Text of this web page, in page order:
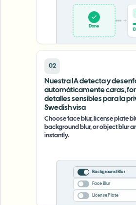
Done
02
Nuestra IA detecta y
automáticamente caras,
detalles sensibles para la
Swedish visa
Choose face blur, license plate
background blur, or object blur
instantly.
Background Blur
Face Blur
License Plate